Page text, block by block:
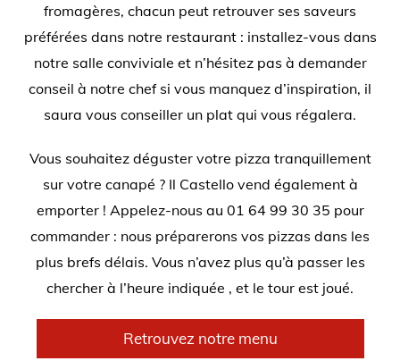
fromagères, chacun peut retrouver ses saveurs
préférées dans notre restaurant : installez-vous dans
notre salle conviviale et n’hésitez pas à demander
conseil à notre chef si vous manquez d’inspiration, il
saura vous conseiller un plat qui vous régalera.
Vous souhaitez déguster votre pizza tranquillement
sur votre canapé ? Il Castello vend également à
emporter ! Appelez-nous au 01 64 99 30 35 pour
commander : nous préparerons vos pizzas dans les
plus brefs délais. Vous n’avez plus qu’à passer les
chercher à l’heure indiquée , et le tour est joué.
Retrouvez notre menu